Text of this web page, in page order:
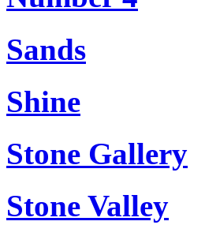
Sands
Shine
Stone Gallery
Stone Valley